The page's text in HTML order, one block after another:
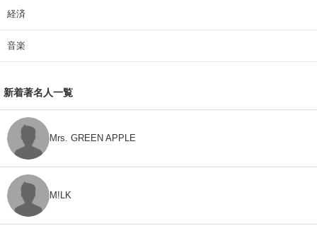
経済
音楽
新着著名人一覧
Mrs. GREEN APPLE
M!LK